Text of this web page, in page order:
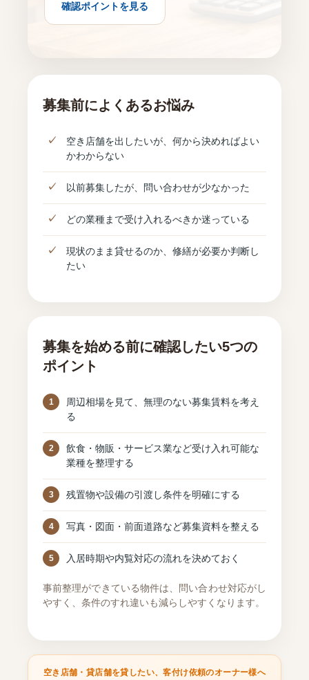
確認ポイントを見る
募集前によくあるお悩み
空き店舗を出したいが、何から決めればよい
かわからない
以前募集したが、問い合わせが少なかった
どの業種まで受け入れるべきか迷っている
現状のまま貸せるのか、修繕が必要か判断し
たい
募集を始める前に確認したい5つの
ポイント
周辺相場を見て、無理のない募集賃料を考え
る
飲食・物販・サービス業など受け入れ可能な
業種を整理する
残置物や設備の引渡し条件を明確にする
写真・図面・前面道路など募集資料を整える
入居時期や内覧対応の流れを決めておく
事前整理ができている物件は、問い合わせ対応がし
やすく、条件のすれ違いも減らしやすくなります。
空き店舗・貸店舗を貸したい、客付け依頼のオーナー様へ